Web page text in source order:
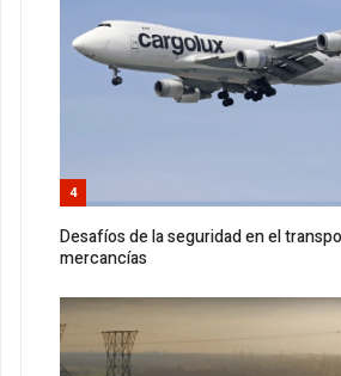
4
Desafíos de la seguridad en el
mercancías